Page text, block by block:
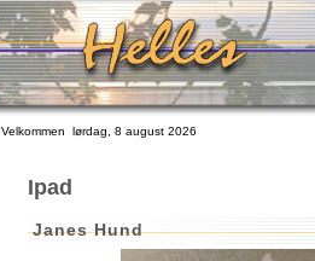
Velkommen lørdag, 8 august 2026
Ipad
Janes Hund